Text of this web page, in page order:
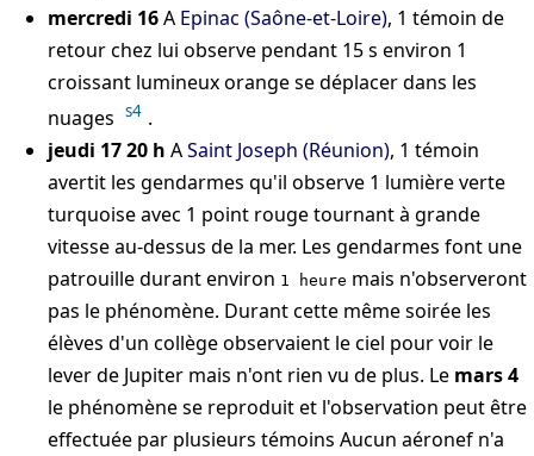
mercredi 16A Epinac (Saône-et-Loire), 1 témoin de
retour chez lui observe pendant 15 s environ 1
croissant lumineux orange se déplacer dans les
nuages s4 .
jeudi 17 20 h ASaint Joseph (Réunion), 1 témoin
avertit les gendarmes qu'il observe 1 lumière verte
turquoise avec 1 point rouge tournant à grande
vitesse au-dessus de la mer. Les gendarmes font une
patrouille durant environ 1 heure mais n'observeront
pas le phénomène. Durant cette même soirée les
élèves d'un collège observaient le ciel pour voir le
lever de Jupiter mais n'ont rien vu de plus. Le mars 4
le phénomène se reproduit et l'observation peut être
effectuée par plusieurs témoins Aucun aéronef n'a